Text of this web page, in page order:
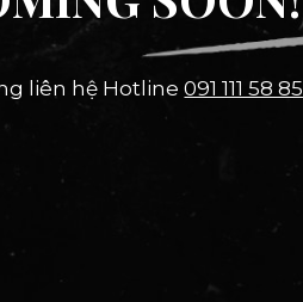
liên hệ Hotline091 111 58 85